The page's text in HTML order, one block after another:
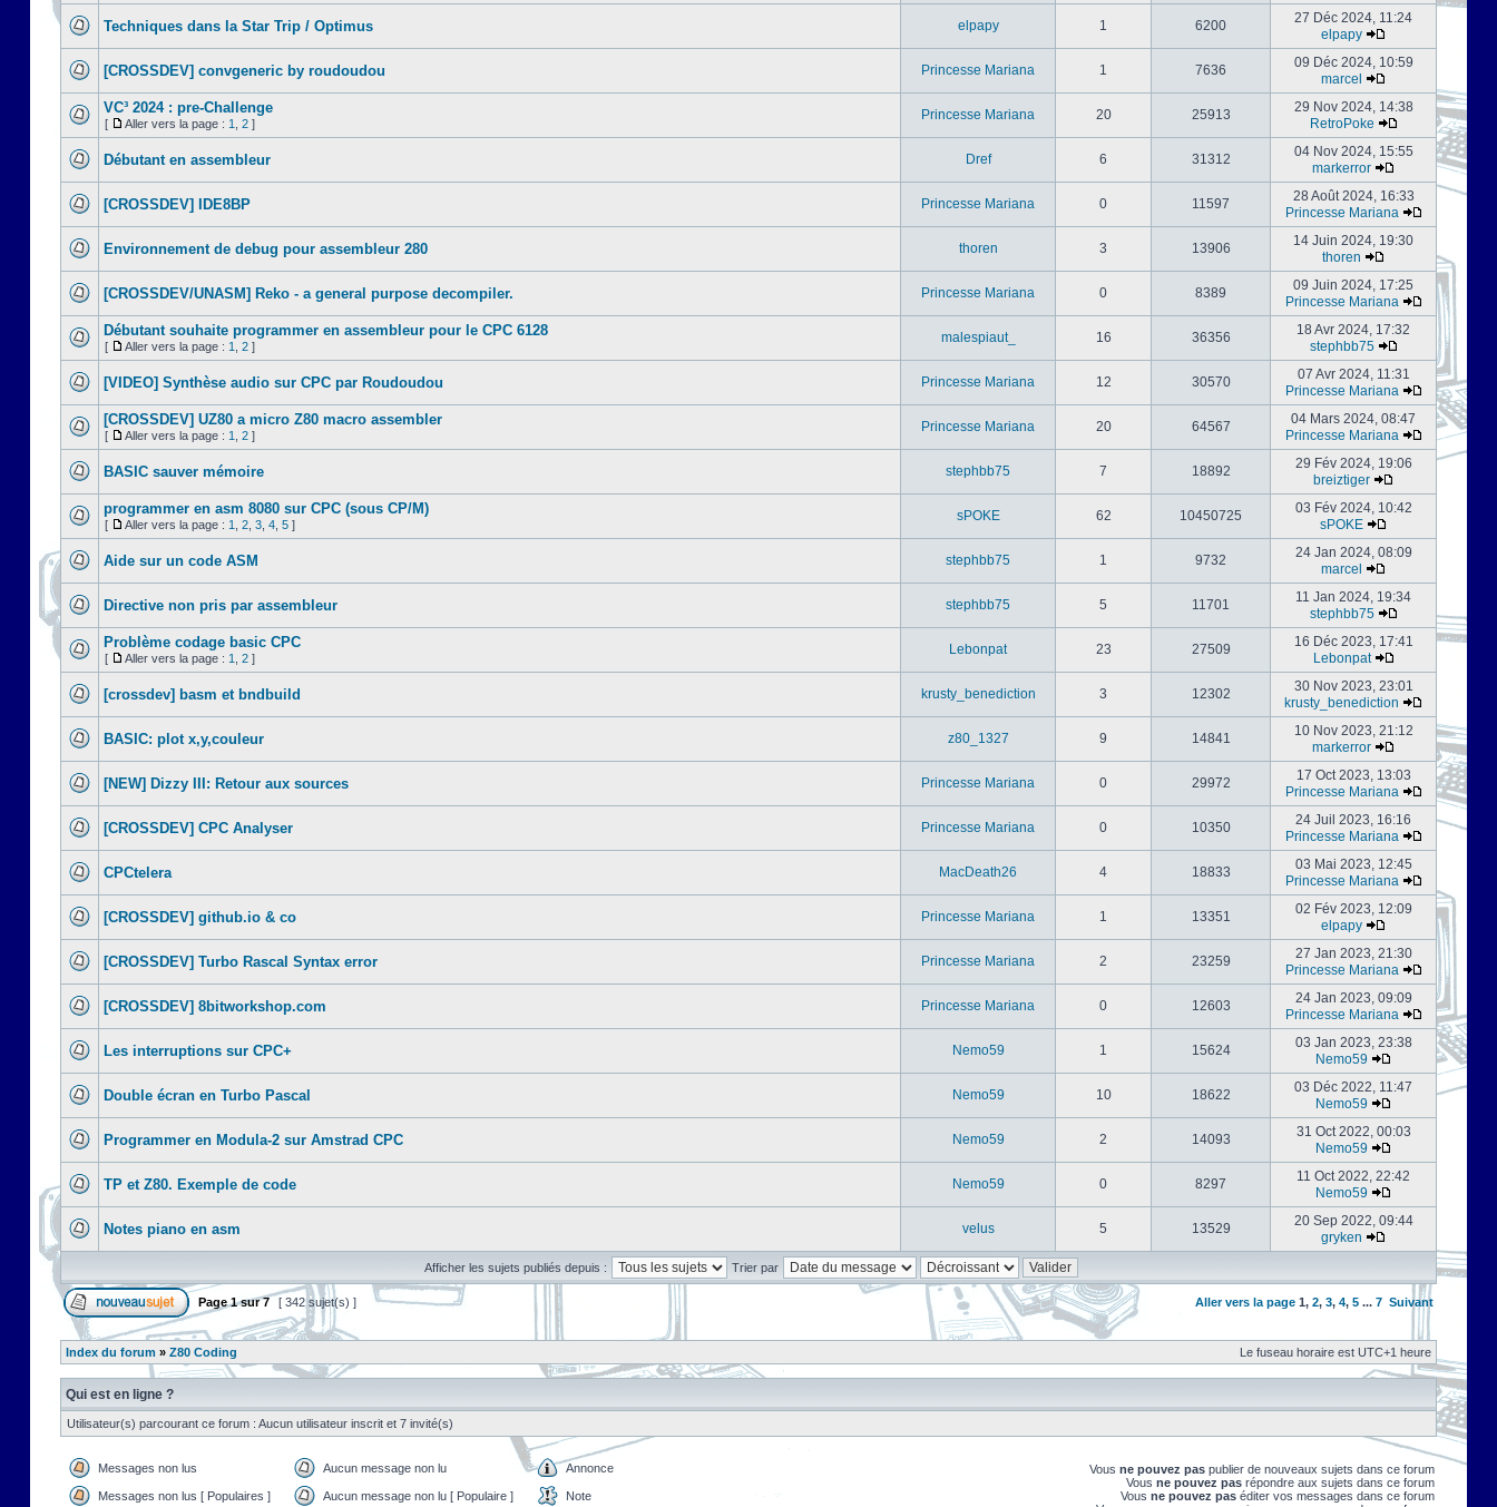
Techniques dans la Star Trip / Optimus elpapy 1 6200
27 Déc 2024, 11:24
elpapy
[CROSSDEV] convgeneric by roudoudou Princesse Mariana 1 7636
09 Déc 2024, 10:59
marcel
VC³ 2024 : pre-Challenge
[ Aller vers la page : 1 2 ]
Princesse Mariana 20 25913
29 Nov 2024, 14:38
RetroPoke
Débutant en assembleur Dref 6 31312
04 Nov 2024, 15:55
markerror
[CROSSDEV] IDE8BP Princesse Mariana 0 11597
28 Août 2024, 16:33
Princesse Mariana
Environnement de debug pour assembleur 280 thoren 3 13906
14 Juin 2024, 19:30
thoren
[CROSSDEV/UNASM] Reko - a general purpose decompiler. Princesse Mariana 0 8389
09 Juin 2024, 17:25
Princesse Mariana
Débutant souhaite programmer en assembleur pour le CPC 6128
[ Aller vers la page : 1 2 ]
malespiaut_ 16 36356
18 Avr 2024, 17:32
stephbb75
[VIDEO] Synthèse audio sur CPC par Roudoudou Princesse Mariana 12 30570
07 Avr 2024, 11:31
Princesse Mariana
[CROSSDEV] UZ80 a micro Z80 macro assembler
[ Aller vers la page : 1 2 ]
Princesse Mariana 20 64567
04 Mars 2024, 08:47
Princesse Mariana
BASIC sauver mémoire stephbb75 7 18892
29 Fév 2024, 19:06
breiztiger
programmer en asm 8080 sur CPC (sous CP/M)
[ Aller vers la page : 1 2 3 4 5 ]
sPOKE 62 10450725
03 Fév 2024, 10:42
sPOKE
Aide sur un code ASM stephbb75 1 9732
24 Jan 2024, 08:09
marcel
Directive non pris par assembleur stephbb75 5 11701
11 Jan 2024, 19:34
stephbb75
Problème codage basic CPC
[ Aller vers la page : 1 2 ]
Lebonpat 23 27509
16 Déc 2023, 17:41
Lebonpat
[crossdev] basm et bndbuild krusty_benediction 3 12302
30 Nov 2023, 23:01
krusty_benediction
BASIC: plot x,y,couleur z80_1327 9 14841
10 Nov 2023, 21:12
markerror
[NEW] Dizzy III: Retour aux sources Princesse Mariana 0 29972
17 Oct 2023, 13:03
Princesse Mariana
[CROSSDEV] CPC Analyser Princesse Mariana 0 10350
24 Juil 2023, 16:16
Princesse Mariana
CPCtelera MacDeath26 4 18833
03 Mai 2023, 12:45
Princesse Mariana
[CROSSDEV] github.io & co Princesse Mariana 1 13351
02 Fév 2023, 12:09
elpapy
[CROSSDEV] Turbo Rascal Syntax error Princesse Mariana 2 23259
27 Jan 2023, 21:30
Princesse Mariana
[CROSSDEV] 8bitworkshop.com Princesse Mariana 0 12603
24 Jan 2023, 09:09
Princesse Mariana
Les interruptions sur CPC+ Nemo59 1 15624
03 Jan 2023, 23:38
Nemo59
Double écran en Turbo Pascal Nemo59 10 18622
03 Déc 2022, 11:47
Nemo59
Programmer en Modula-2 sur Amstrad CPC Nemo59 2 14093
31 Oct 2022, 00:03
Nemo59
TP et Z80. Exemple de code Nemo59 0 8297
11 Oct 2022, 22:42
Nemo59
Notes piano en asm velus 5 13529
20 Sep 2022, 09:44
gryken
Afficher les sujets publiés depuis : Trier par
Page1sur7 [ 342 sujet(s) ] Aller vers la page 1, 2, 3, 4, 5 ... 7 Suivant
Index du forum » Z80 Coding Le fuseau horaire est UTC+1 heure
Qui est en ligne ?
Utilisateur(s) parcourant ce forum : Aucun utilisateur inscrit et 7 invité(s)
Messages non lus Aucun message non lu Annonce
Messages non lus [ Populaires ] Aucun message non lu [ Populaire ] Note
Vous ne pouvez pas publier de nouveaux sujets dans ce forum
Vous ne pouvez pas répondre aux sujets dans ce forum
Vous ne pouvez pas éditer vos messages dans ce forum